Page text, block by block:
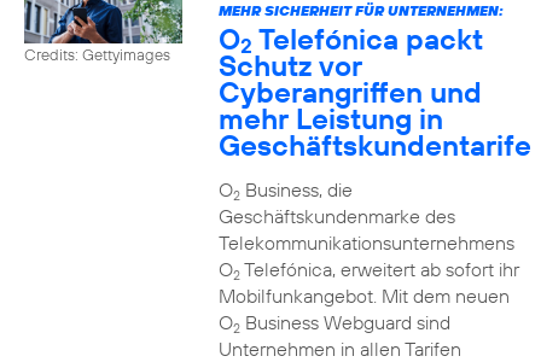
Credits: Gettyimages
MEHR SICHERHEIT FÜR UNTERNEHMEN:
O2 Telefónica packt
Schutz vor
Cyberangriffen und
mehr Leistung in
Geschäftskundentarife
O2Business, die
Geschäftskundenmarke des
Telekommunikationsunternehmens
O2Telefónica, erweitert ab sofort ihr
Mobilfunkangebot. Mit dem neuen
O2Business Webguard sind
Unternehmen in allen Tarifen